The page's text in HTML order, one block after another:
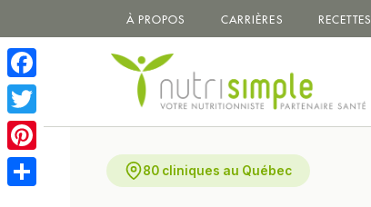
À PROPOS CARRIÈRES RECETTES
Facebook
Twitter
Pinterest
80 cliniques au Québec